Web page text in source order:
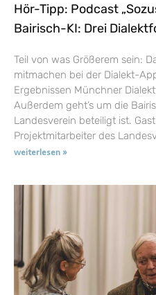
Hör-Tipp: Podcast
Bairisch-KI: Drei
Teil von was Größerem sein:
mitmachen bei der Dialekt-
Ergebnissen Münchner
Außerdem geht’s um die
Landesverein beteiligt ist.
Projektmitarbeiter des
weiterlesen »